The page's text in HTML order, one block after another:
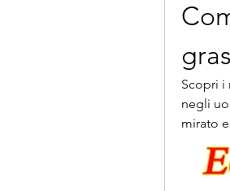
Scopri i
negli
mirato